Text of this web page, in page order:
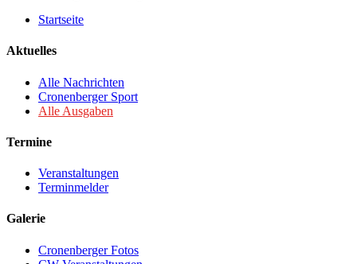
Startseite
Aktuelles
Alle Nachrichten
Cronenberger Sport
Alle Ausgaben
Termine
Veranstaltungen
Terminmelder
Galerie
Cronenberger Fotos